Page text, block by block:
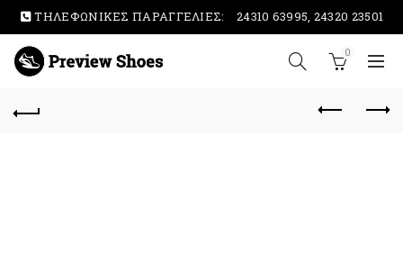
ΤΗΛΕΦΩΝΙΚΕΣ ΠΑΡΑΓΓΕΛΙΕΣ: 24310 63995, 24320 23501
0